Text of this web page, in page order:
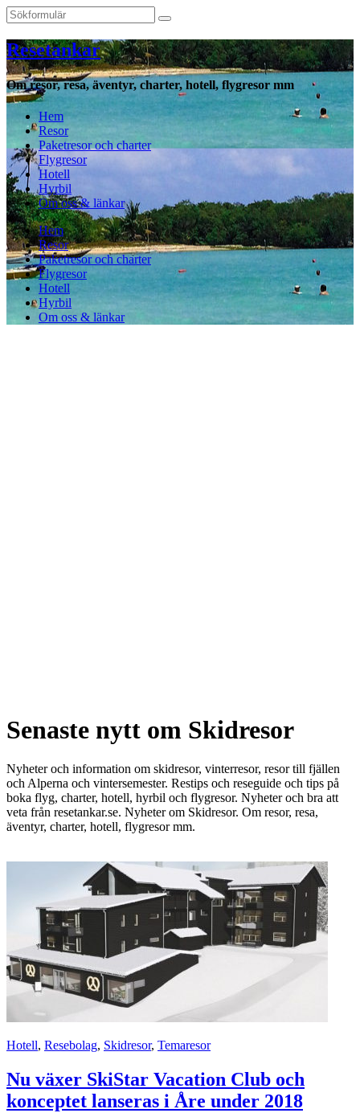
Resetankar
Om resor, resa, äventyr, charter, hotell, flygresor mm
Hem
Resor
Paketresor och charter
Flygresor
Hotell
Hyrbil
Om oss & länkar
Hem
Resor
Paketresor och charter
Flygresor
Hotell
Hyrbil
Om oss & länkar
Senaste nytt om Skidresor
Nyheter och information om skidresor, vinterresor, resor till fjällen
och Alperna och vintersemester. Restips och reseguide och tips på
boka flyg, charter, hotell, hyrbil och flygresor. Nyheter och bra att
veta från resetankar.se. Nyheter om Skidresor. Om resor, resa,
äventyr, charter, hotell, flygresor mm.
Hotell, Resebolag, Skidresor, Temaresor
Nu växer SkiStar Vacation Club och
konceptet lanseras i Åre under 2018